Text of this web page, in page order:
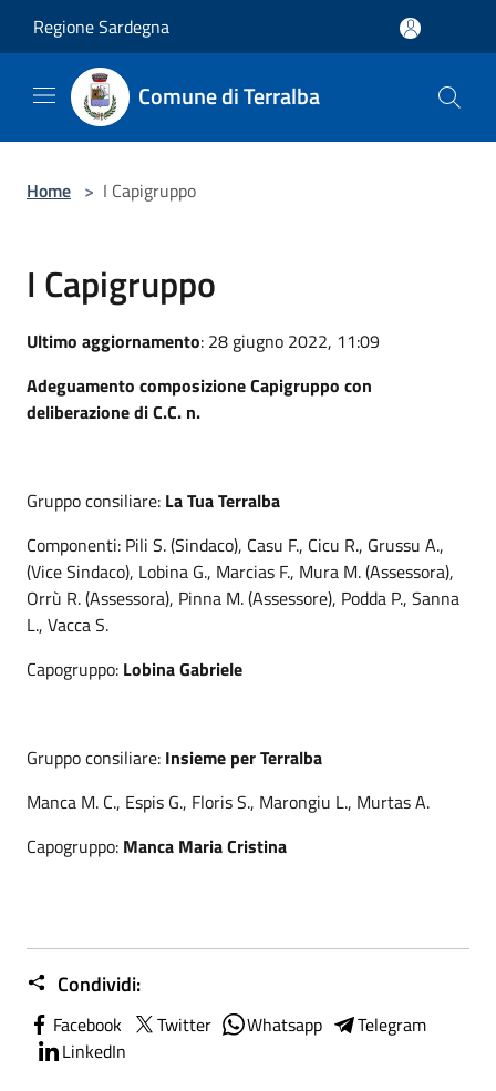
Regione Sardegna
Comune di Terralba
Home > I Capigruppo
I Capigruppo
Ultimo aggiornamento: 28 giugno 2022, 11:09
Adeguamento composizione Capigruppo con
deliberazione di C.C. n.
Gruppo consiliare: La Tua Terralba
Componenti: Pili S. (Sindaco), Casu F., Cicu R., Grussu A.,
(Vice Sindaco), Lobina G., Marcias F., Mura M. (Assessora),
Orrù R. (Assessora), Pinna M. (Assessore), Podda P., Sanna
L., Vacca S.
Capogruppo: Lobina Gabriele
Gruppo consiliare: Insieme per Terralba
Manca M. C., Espis G., Floris S., Marongiu L., Murtas A.
Capogruppo: Manca Maria Cristina
Condividi:
Facebook Twitter Whatsapp
Telegram
LinkedIn